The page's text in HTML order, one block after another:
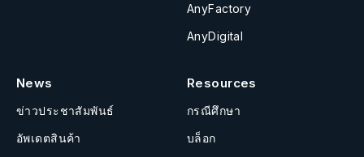
AnyFactory
AnyDigital
News
ข่าวประชาสัมพันธ์
อัพเดตสินค้า
Resources
กรณีศึกษา
บล็อก